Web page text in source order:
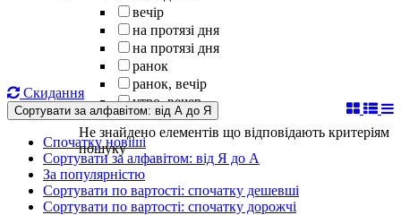
вечір
на протязі дня
на протязі дня
ранок
ранок, вечір
утро, вечер
Не знайдено елементів що відповідають критеріям
пошуку
Скидання
Сортувати за алфавітом: від А до Я
Спочатку новіші
Сортувати за алфавітом: від Я до А
За популярністю
Сортувати по вартості: спочатку дешевші
Сортувати по вартості: спочатку дорожчі